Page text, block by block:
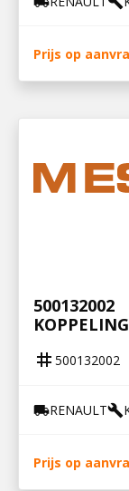
Prijs op
500132002
tag 500132002
local_shippingRENAULTbuild
Prijs op